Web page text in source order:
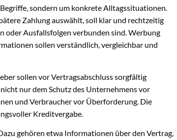
sondern um konkrete Alltagssituationen.
Zahlung auswählt, soll klar und rechtzeitig
oder Ausfallsfolgen verbunden sind. Werbung
sollen verständlich, vergleichbar und
sollen vor Vertragsabschluss sorgfältig
nur dem Schutz des Unternehmens vor
und Verbraucher vor Überforderung. Die
Kreditvergabe.
gehören etwa Informationen über den Vertrag,